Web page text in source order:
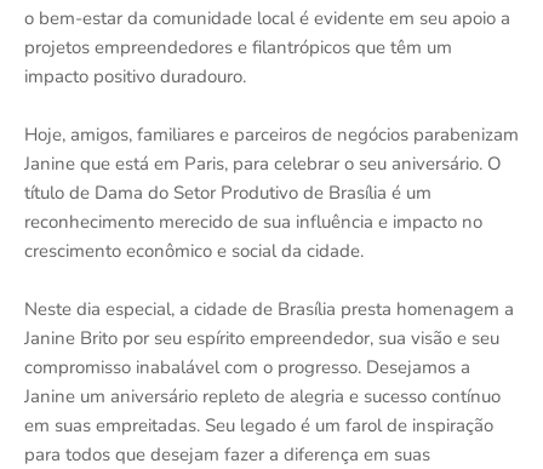
o bem-estar da comunidade local é evidente em seu apoio a
projetos empreendedores e filantrópicos que têm um
impacto positivo duradouro.
Hoje, amigos, familiares e parceiros de negócios parabenizam
Janine que está em Paris, para celebrar o seu aniversário. O
título de Dama do Setor Produtivo de Brasília é um
reconhecimento merecido de sua influência e impacto no
crescimento econômico e social da cidade.
Neste dia especial, a cidade de Brasília presta homenagem a
Janine Brito por seu espírito empreendedor, sua visão e seu
compromisso inabalável com o progresso. Desejamos a
Janine um aniversário repleto de alegria e sucesso contínuo
em suas empreitadas. Seu legado é um farol de inspiração
para todos que desejam fazer a diferença em suas